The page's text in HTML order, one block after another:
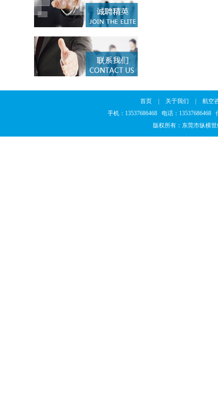
首页 关于我们
航空
手机：13537686468 电话：13537686468
版权所有：东莞市纵横